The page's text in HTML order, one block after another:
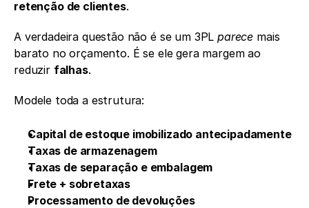
retenção de clientes.
A verdadeira questão não é se um 3PL parece mais
barato no orçamento. É se ele gera margem ao
reduzir falhas.
Modele toda a estrutura:
Capital de estoque imobilizado antecipadamente
Taxas de armazenagem
Taxas de separação e embalagem
Frete + sobretaxas
Processamento de devoluções